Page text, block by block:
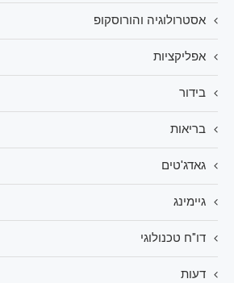
אסטרולוגיה והורוסקופ
אפליקציות
בידור
בריאות
גאדג'טים
גיימינג
דו"ח טכנולוגי
דעות